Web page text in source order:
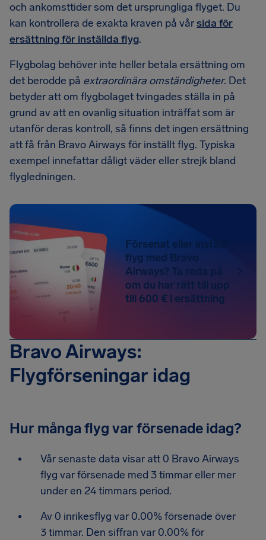
och ankomsttider som det ursprungliga flyget. Du
kan kontrollera de exakta kraven på vårsida för
ersättning för inställda flyg.
Flygbolag behöver inte heller betala ersättning om
det berodde på extraordinära omständigheter. Det
betyder att om flygbolaget tvingades ställa in på
grund av att en ovanlig situation inträffat som är
utanför deras kontroll, så finns det ingen ersättning
att få från Bravo Airways för inställt flyg. Typiska
exempel innefattar dåligt väder eller strejk bland
flygledningen.
Försenat eller inställt
flyg med Bravo
Airways? Ta reda på
om du har rätt till upp
till 600 € i ersättning
Bravo Airways:
Flygförseningar idag
Hur många flyg var försenade idag?
Vår senaste data visar att 0 Bravo Airways
flyg var försenade med 3 timmar eller mer
under en 24 timmars period.
Av 0 inrikesflyg var 0.00% försenade över
3 timmar. Den siffran var 0.00% för